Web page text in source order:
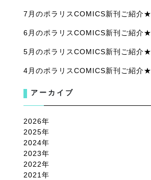
7月のポラリスCOMICS新刊ご紹介★
6月のポラリスCOMICS新刊ご紹介★
5月のポラリスCOMICS新刊ご紹介★
4月のポラリスCOMICS新刊ご紹介★
アーカイブ
2026
2025
2024
2023
2022
2021